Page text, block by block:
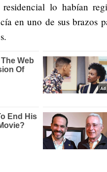
lo habían
en uno de sus brazos